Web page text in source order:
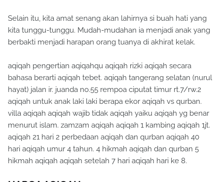
Selain itu, kita amat senang akan lahirnya si buah hati yang
kita tunggu-tunggu. Mudah-mudahan ia menjadi anak yang
berbakti menjadi harapan orang tuanya di akhirat kelak.
aqiqah pengertian aqiqahqu aqiqah rizki aqiqah secara
bahasa berarti aqiqah tebet. aqiqah tangerang selatan (nurul
hayat) jalan ir. juanda no.55 rempoa ciputat timur rt.7/rw.2
aqiqah untuk anak laki laki berapa ekor aqiqah vs qurban.
villa aqiqah aqiqah wajib tidak aqiqah yaiku aqiqah yg benar
menurut islam. zamzam aqiqah aqiqah 1 kambing aqiqah 1jt.
aqiqah 21 hari 2 perbedaan aqiqah dan qurban aqiqah 40
hari aqiqah umur 4 tahun. 4 hikmah aqiqah dan qurban 5
hikmah aqiqah aqiqah setelah 7 hari aqiqah hari ke 8.